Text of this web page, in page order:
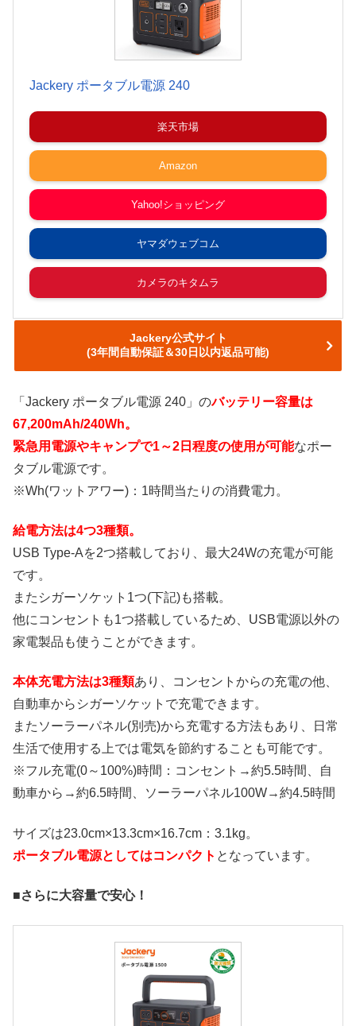
Jackery ポータブル電源 240
楽天市場
Amazon
Yahoo!ショッピング
ヤマダウェブコム
カメラのキタムラ
Jackery公式サイト
(3年間自動保証＆30日以内返品可能)
「Jackery ポータブル電源 240」のバッテリー容量は
67,200mAh/240Wh。
緊急用電源やキャンプで1～2日程度の使用が可能なポー
タブル電源です。
※Wh(ワットアワー)：1時間当たりの消費電力。
給電方法は4つ3種類。
USB Type-Aを2つ搭載しており、最大24Wの充電が可能
です。
またシガーソケット1つ(下記)も搭載。
他にコンセントも1つ搭載しているため、USB電源以外の
家電製品も使うことができます。
本体充電方法は3種類あり、コンセントからの充電の他、
自動車からシガーソケットで充電できます。
またソーラーパネル(別売)から充電する方法もあり、日常
生活で使用する上では電気を節約することも可能です。
※フル充電(0～100%)時間：コンセント→約5.5時間、自
動車から→約6.5時間、ソーラーパネル100W→約4.5時間
サイズは23.0cm×13.3cm×16.7cm：3.1kg。
ポータブル電源としてはコンパクト となっています。
■さらに大容量で安心！